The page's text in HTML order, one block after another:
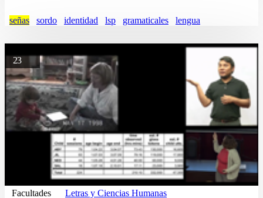
señas sordo identidad lsp gramaticales lengua
23
Facultades Letras y Ciencias Humanas